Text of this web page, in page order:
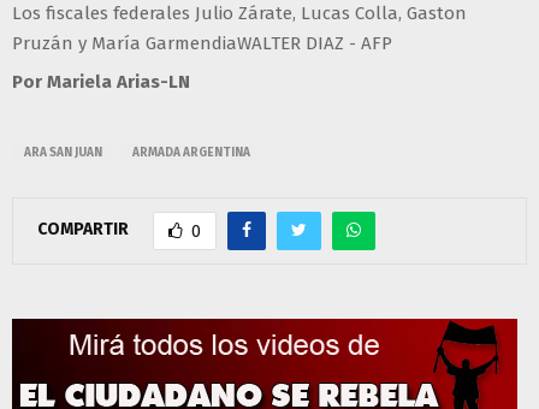
Los fiscales federales Julio Zárate, Lucas Colla, Gaston
Pruzán y María GarmendiaWALTER DIAZ - AFP
Por Mariela Arias-LN
ARA SAN JUAN ARMADA ARGENTINA
COMPARTIR 0